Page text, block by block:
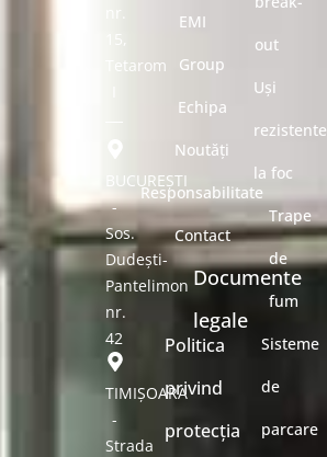
nr.
15,
Tetarom
BUCUREȘTI
-
Sos.
Dudești-
Pantelimon
nr.
42
TIMIȘOARA
-
Strada
EMI
Group
Echipa
Noutăți
Responsabilitate
Contact
Documente
legale
Politica
privind
protecția
out
Uși
rezistente
la foc
Trape
de
fum
Sisteme
de
parcare